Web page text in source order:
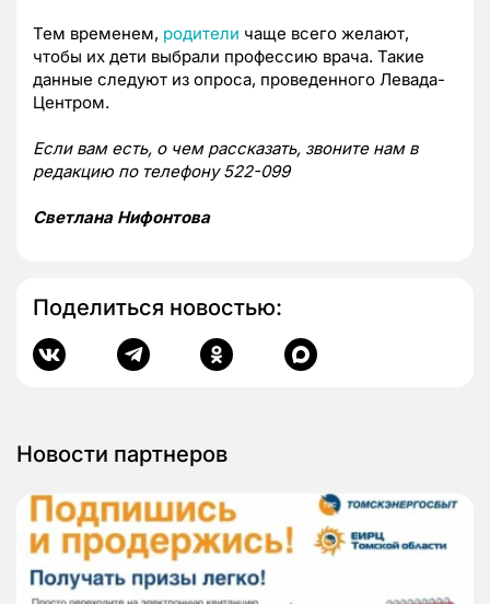
Тем временем, родители чаще всего желают,
чтобы их дети выбрали профессию врача. Такие
данные следуют из опроса, проведенного Левада-
Центром.
Если вам есть, о чем рассказать, звоните нам в
редакцию по телефону 522-099
Светлана Нифонтова
Поделиться новостью:
Новости партнеров